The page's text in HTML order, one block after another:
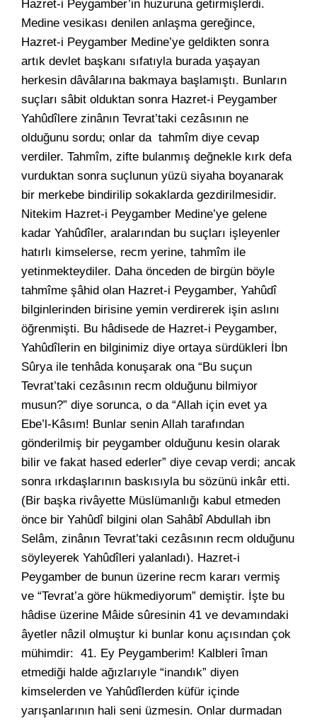
Hazret-i Peygamber’in huzuruna getirmişlerdi.
Medine vesikası denilen anlaşma gereğince,
Hazret-i Peygamber Medine’ye geldikten sonra
artık devlet başkanı sıfatıyla burada yaşayan
herkesin dâvâlarına bakmaya başlamıştı. Bunların
suçları sâbit olduktan sonra Hazret-i Peygamber
Yahûdîlere zinânın Tevrat’taki cezâsının ne
olduğunu sordu; onlar da tahmîm diye cevap
verdiler. Tahmîm, zifte bulanmış değnekle kırk defa
vurduktan sonra suçlunun yüzü siyaha boyanarak
bir merkebe bindirilip sokaklarda gezdirilmesidir.
Nitekim Hazret-i Peygamber Medine’ye gelene
kadar Yahûdîler, aralarından bu suçları işleyenler
hatırlı kimselerse, recm yerine, tahmîm ile
yetinmekteydiler. Daha önceden de birgün böyle
tahmîme şâhid olan Hazret-i Peygamber, Yahûdî
bilginlerinden birisine yemin verdirerek işin aslını
öğrenmişti. Bu hâdisede de Hazret-i Peygamber,
Yahûdîlerin en bilginimiz diye ortaya sürdükleri İbn
Sûrya ile tenhâda konuşarak ona “Bu suçun
Tevrat’taki cezâsının recm olduğunu bilmiyor
musun?” diye sorunca, o da “Allah için evet ya
Ebe’l-Kâsım! Bunlar senin Allah tarafından
gönderilmiş bir peygamber olduğunu kesin olarak
bilir ve fakat hased ederler” diye cevap verdi; ancak
sonra ırkdaşlarının baskısıyla bu sözünü inkâr etti.
(Bir başka rivâyette Müslümanlığı kabul etmeden
önce bir Yahûdî bilgini olan Sahâbî Abdullah ibn
Selâm, zinânın Tevrat’taki cezâsının recm olduğunu
söyleyerek Yahûdîleri yalanladı). Hazret-i
Peygamber de bunun üzerine recm kararı vermiş
ve “Tevrat’a göre hükmediyorum” demiştir. İşte bu
hâdise üzerine Mâide sûresinin 41 ve devamındaki
âyetler nâzil olmuştur ki bunlar konu açısından çok
mühimdir: 41. Ey Peygamberim! Kalbleri îman
etmediği halde ağızlarıyle “inandık” diyen
kimselerden ve Yahûdîlerden küfür içinde
yarışanlarının hali seni üzmesin. Onlar durmadan